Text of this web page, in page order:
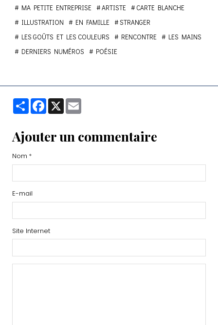
MA PETITE ENTREPRISE
ARTISTE
CARTE BLANCHE
ILLUSTRATION
EN FAMILLE
STRANGER
LES GOÛTS ET LES COULEURS
RENCONTRE
LES MAINS
DERNIERS NUMÉROS
POÉSIE
PartagerFacebook
X
Ajouter un commentaire
Nom
E-mail
Site Internet